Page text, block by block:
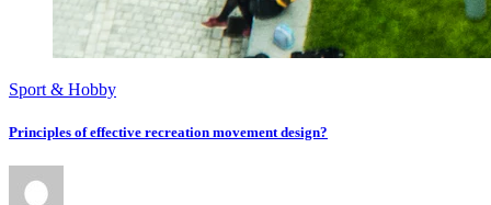
Sport & Hobby
Principles of effective recreation movement design?